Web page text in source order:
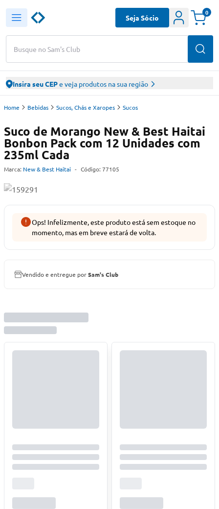
Busque no Sam's Club
Seja Sócio
0
Insira seu CEPe veja produtos na sua região
Home Bebidas Sucos, Chás e Xaropes Sucos
Suco de Morango New & Best Haitai
Bonbon Pack com 12 Unidades com
235ml Cada
Marca: New & Best Haitai - Código: 77105
Ops! Infelizmente, este produto está sem estoque no
momento, mas em breve estará de volta.
Vendido e entregue porSam's Club